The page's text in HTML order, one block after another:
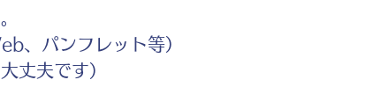
、パンフレット等）
丈夫です）